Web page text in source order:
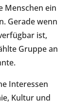
Menschen ein
Gerade wenn
ist,
Gruppe an
Interessen
Kultur und